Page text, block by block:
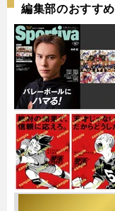
編集部のおすすめ